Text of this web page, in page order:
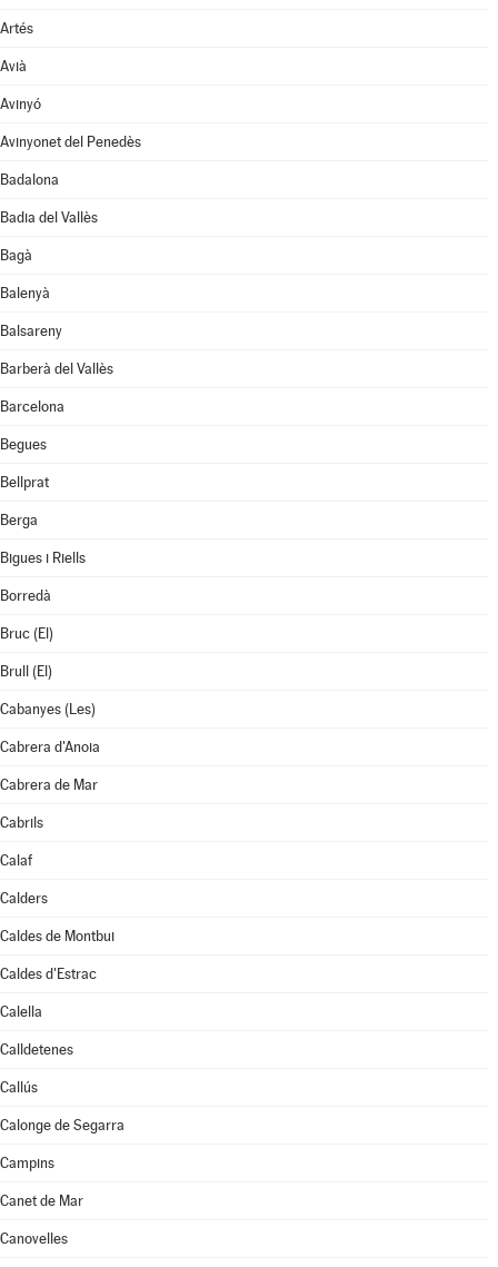
Artés
Avià
Avinyó
Avinyonet del Penedès
Badalona
Badia del Vallès
Bagà
Balenyà
Balsareny
Barberà del Vallès
Barcelona
Begues
Bellprat
Berga
Bigues i Riells
Borredà
Bruc (El)
Brull (El)
Cabanyes (Les)
Cabrera d'Anoia
Cabrera de Mar
Cabrils
Calaf
Calders
Caldes de Montbui
Caldes d'Estrac
Calella
Calldetenes
Callús
Calonge de Segarra
Campins
Canet de Mar
Canovelles